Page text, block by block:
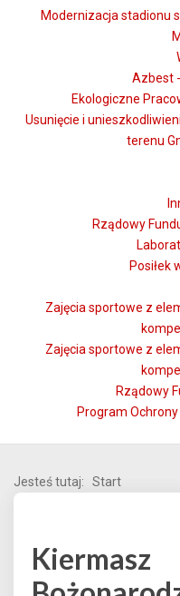
Modernizacja stadionu
Azbest
Ekologiczne
Usunięcie i
terenu
Rządowy
Posiłek
Zajęcia sportowe z
Zajęcia sportowe z
Rządowy
Program
Jesteś tutaj: Start
Kiermasz